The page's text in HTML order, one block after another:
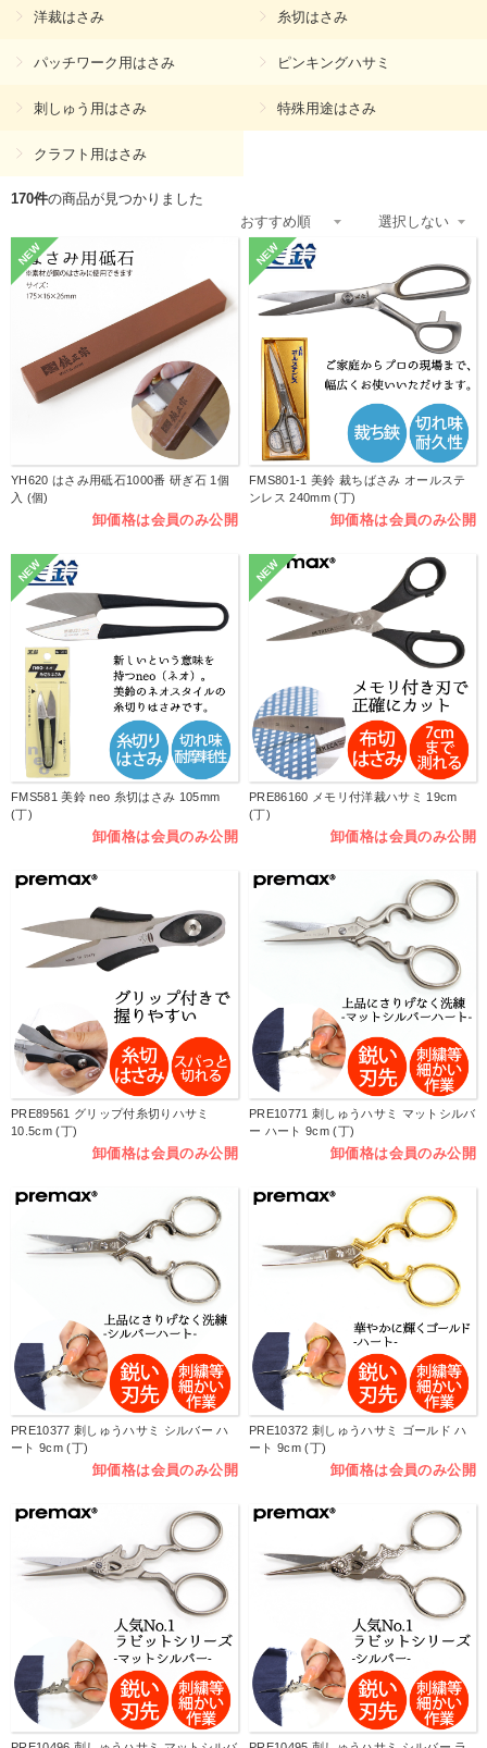
洋裁はさみ 糸切はさみ
パッチワーク用はさみ ピンキングハサミ
刺しゅう用はさみ 特殊用途はさみ
クラフト用はさみ
170件の商品が見つかりました
NEW
YH620 はさみ用砥石1000番 研ぎ石 1個
入 (個)
卸価格は会員のみ公開
NEW
FMS801-1 美鈴 裁ちばさみ オールステ
ンレス 240mm (丁)
卸価格は会員のみ公開
NEW
FMS581 美鈴 neo 糸切はさみ 105mm
(丁)
卸価格は会員のみ公開
NEW
PRE86160 メモリ付洋裁ハサミ 19cm
(丁)
卸価格は会員のみ公開
PRE89561 グリップ付糸切りハサミ
10.5cm (丁)
卸価格は会員のみ公開
PRE10771 刺しゅうハサミ マットシルバ
ー ハート 9cm (丁)
卸価格は会員のみ公開
PRE10377 刺しゅうハサミ シルバー ハ
ート 9cm (丁)
卸価格は会員のみ公開
PRE10372 刺しゅうハサミ ゴールド ハ
ート 9cm (丁)
卸価格は会員のみ公開